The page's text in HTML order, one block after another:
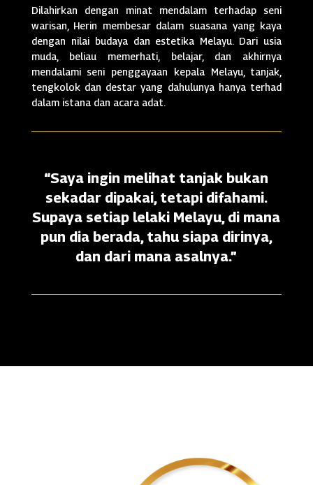
Dilahirkan dengan minat mendalam terhadap seni
warisan, Herin membesar dalam suasana yang kaya
dengan nilai budaya dan estetika Melayu. Dari usia
muda, beliau memerhati, belajar, dan akhirnya
mendalami seni penggayaan kepala Melayu, tanjak,
tengkolok dan destar yang dahulunya hanya terhad
dalam istana dan acara adat.
“Saya ingin melihat tanjak bukan
sekadar dipakai, tetapi difahami.
Supaya setiap lelaki Melayu, di mana
pun dia berada, tahu siapa dirinya,
dan dari mana asalnya.”